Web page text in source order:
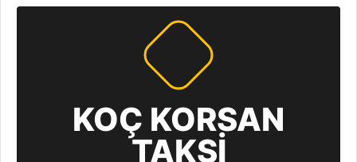
KOÇ KORSAN
TAKSİ